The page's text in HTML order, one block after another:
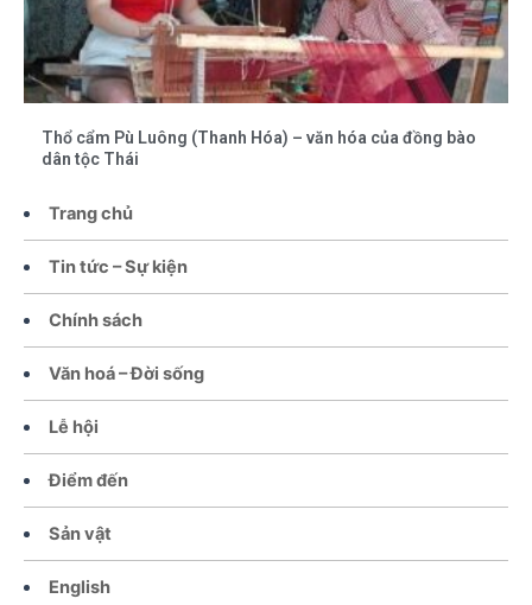
Trang chủ
Tin tức – Sự kiện
Chính sách
Văn hoá – Đời sống
Lễ hội
Điểm đến
Sản vật
English
Thổ cẩm Pù Luông (Thanh Hóa) – văn hóa của đồng bào
dân tộc Thái